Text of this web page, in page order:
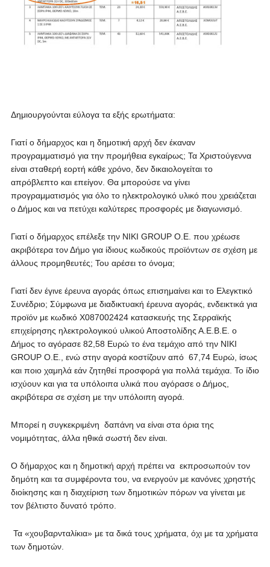
Δημιουργούνται εύλογα τα εξής ερωτήματα:
Γιατί ο δήμαρχος και η δημοτική αρχή δεν έκαναν
προγραμματισμό για την προμήθεια εγκαίρως; Τα Χριστούγεννα
είναι σταθερή εορτή κάθε χρόνο, δεν δικαιολογείται το
απρόβλεπτο και επείγον. Θα μπορούσε να γίνει
προγραμματισμός για όλο το ηλεκτρολογικό υλικό που χρειάζεται
ο Δήμος και να πετύχει καλύτερες προσφορές με διαγωνισμό.
Γιατί ο δήμαρχος επέλεξε την ΝΙΚΙ GROUP O.E. που χρέωσε
ακριβότερα τον Δήμο για ίδιους κωδικούς προϊόντων σε σχέση με
άλλους προμηθευτές; Του αρέσει το όνομα;
Γιατί δεν έγινε έρευνα αγοράς όπως επισημαίνει και το Ελεγκτικό
Συνέδριο; Σύμφωνα με διαδικτυακή έρευνα αγοράς, ενδεικτικά για
προϊόν με κωδικό Χ087002424 κατασκευής της Σερραϊκής
επιχείρησης ηλεκτρολογικού υλικού Αποστολίδης Α.Ε.Β.Ε. ο
Δήμος το αγόρασε 82,58 Ευρώ το ένα τεμάχιο από την ΝΙΚΙ
GROUP O.E., ενώ στην αγορά κοστίζουν από 67,74 Ευρώ, ίσως
και ποιο χαμηλά εάν ζητηθεί προσφορά για πολλά τεμάχια. Το ίδιο
ισχύουν και για τα υπόλοιπα υλικά που αγόρασε ο Δήμος,
ακριβότερα σε σχέση με την υπόλοιπη αγορά.
Μπορεί η συγκεκριμένη δαπάνη να είναι στα όρια της
νομιμότητας, άλλα ηθικά σωστή δεν είναι.
Ο δήμαρχος και η δημοτική αρχή πρέπει να εκπροσωπούν τον
δημότη και τα συμφέροντα του, να ενεργούν με κανόνες χρηστής
διοίκησης και η διαχείριση των δημοτικών πόρων να γίνεται με
τον βέλτιστο δυνατό τρόπο.
Τα «χουβαρνταλίκια» με τα δικά τους χρήματα, όχι με τα χρήματα
των δημοτών.